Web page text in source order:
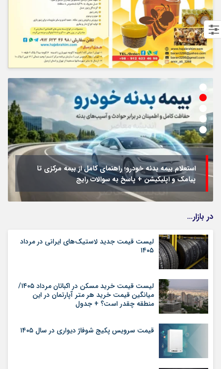
استعلام بیمه بدنه خودرو؛ راهنمای کامل از بیمه مرکزی تا
پیامک و اپلیکیشن + پاسخ به سوالات رایج
در بازار…
لیست قیمت جدید لاستیک‌های ایرانی در مرداد
۱۴۰۵
لیست قیمت خرید مسکن در اکباتان مرداد ۱۴۰۵/
میانگین قیمت خرید هر متر آپارتمان در این
منطقه چقدر است؟ + جدول
قیمت سرویس پکیج شوفاژ دیواری در سال ۱۴۰۵